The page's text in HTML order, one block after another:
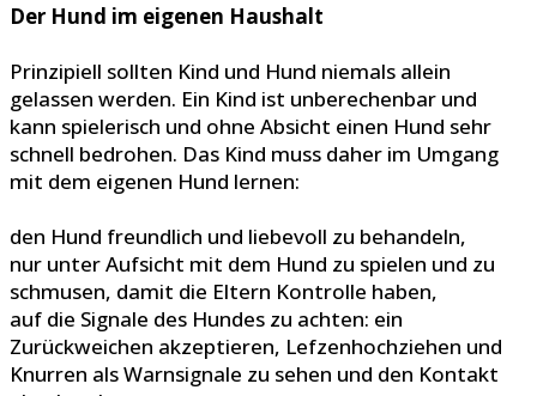
Der Hund im eigenen Haushalt
Prinzipiell sollten Kind und Hund niemals allein
gelassen werden. Ein Kind ist unberechenbar und
kann spielerisch und ohne Absicht einen Hund sehr
schnell bedrohen. Das Kind muss daher im Umgang
mit dem eigenen Hund lernen:
den Hund freundlich und liebevoll zu behandeln,
nur unter Aufsicht mit dem Hund zu spielen und zu
schmusen, damit die Eltern Kontrolle haben,
auf die Signale des Hundes zu achten: ein
Zurückweichen akzeptieren, Lefzenhochziehen und
Knurren als Warnsignale zu sehen und den Kontakt